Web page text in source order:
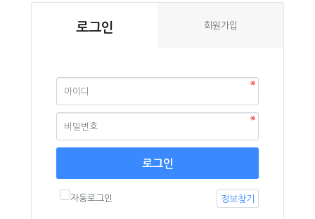
로그인 회원가입
로그인
자동로그인 정보찾기